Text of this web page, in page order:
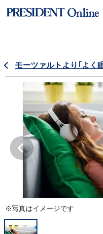
モーツァルトより｢よく
※写真はイメージです